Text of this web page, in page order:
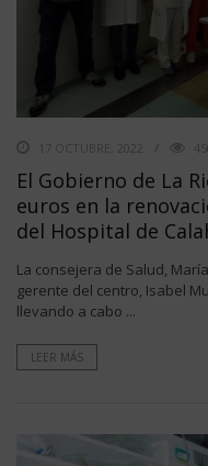
17 OCTUBRE, 2022 450
El Gobierno de La
euros en la
del Hospital de
La consejera de Salud,
gerente del centro, Isabel
llevando a cabo ...
LEER MÁS